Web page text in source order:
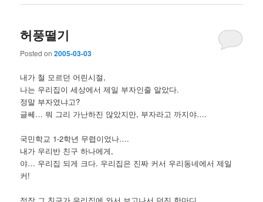
허풍떨기
Posted on2005-03-03
내가 철 모르던 어린시절,
나는 우리집이 세상에서 제일 부자인줄 알았다.
정말 부자였냐고?
글쎄… 뭐 그리 가난하진 않았지만, 부자라고 까지야….
국민학교 1-2학년 무렵이었나….
내가 우리반 친구 하나에게,
야… 우리집 되게 크다. 우리집은 진짜 커서 우리동네에서 제일
커!